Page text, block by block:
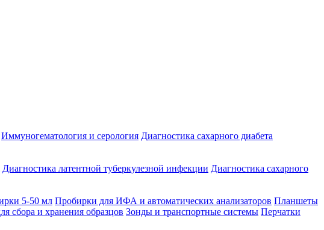
Иммуногематология и серология Диагностика сахарного диабета
Диагностика латентной туберкулезной инфекции Диагностика сахарного
5-50 мл Пробирки для ИФА и автоматических анализаторов Планшеты
сбора и хранения образцов Зонды и транспортные системы Перчатки